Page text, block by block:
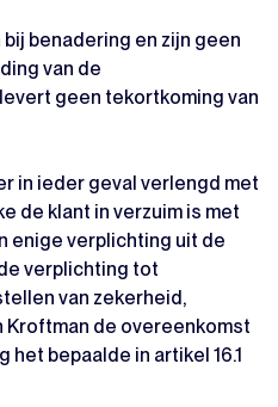
benadering en zijn geen
van de
geen tekortkoming van
in ieder geval verlengd met
de klant in verzuim is met
enige verplichting uit de
verplichting tot
van zekerheid,
de overeenkomst
bepaalde in artikel 16.1